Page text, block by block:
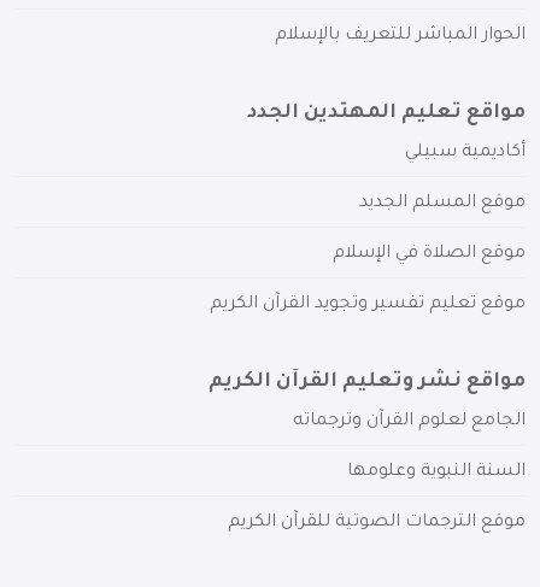
الحوار المباشر للتعريف بالإسلام
مواقع تعليم المهتدين الجدد
أكاديمية سبيلي
موقع المسلم الجديد
موقع الصلاة في الإسلام
موقع تعليم تفسير وتجويد القرآن الكريم
مواقع نشر وتعليم القرآن الكريم
الجامع لعلوم القرآن وترجماته
السنة النبوية وعلومها
موقع الترجمات الصوتية للقرآن الكريم